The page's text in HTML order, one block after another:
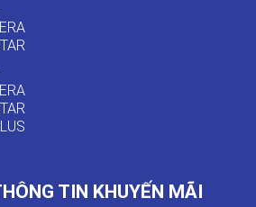
TIN KHUYẾN MÃI